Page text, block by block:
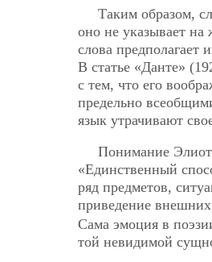
Таким образом,
оно не указывает на
слова предполагает
В статье «Данте»
с тем, что его
предельно
язык утрачивают
Понимание
«Единственный
ряд предметов,
приведение
Сама эмоция в
той невидимой